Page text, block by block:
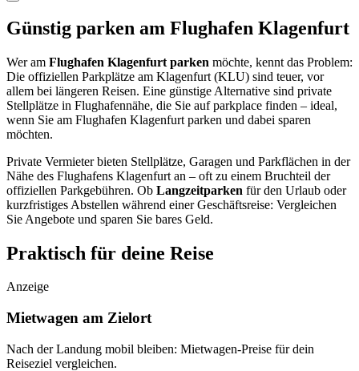
Günstig parken am Flughafen Klagenfurt
Wer am Flughafen Klagenfurt parken möchte, kennt das Problem:
Die offiziellen Parkplätze am Klagenfurt (KLU) sind teuer, vor
allem bei längeren Reisen. Eine günstige Alternative sind private
Stellplätze in Flughafennähe, die Sie auf parkplace finden – ideal,
wenn Sie am Flughafen Klagenfurt parken und dabei sparen
möchten.
Private Vermieter bieten Stellplätze, Garagen und Parkflächen in der
Nähe des Flughafens Klagenfurt an – oft zu einem Bruchteil der
offiziellen Parkgebühren. Ob Langzeitparken für den Urlaub oder
kurzfristiges Abstellen während einer Geschäftsreise: Vergleichen
Sie Angebote und sparen Sie bares Geld.
Praktisch für deine Reise
Anzeige
Mietwagen am Zielort
Nach der Landung mobil bleiben: Mietwagen-Preise für dein
Reiseziel vergleichen.